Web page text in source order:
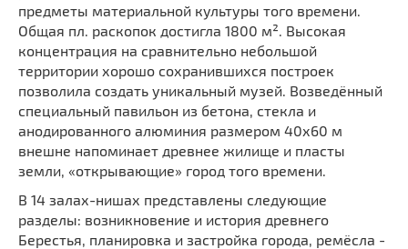
предметы материальной культуры того времени.
Общая пл. раскопок достигла 1800 м². Высокая
концентрация на сравнительно небольшой
территории хорошо сохранившихся построек
позволила создать уникальный музей. Возведённый
специальный павильон из бетона, стекла и
анодированного алюминия размером 40х60 м
внешне напоминает древнее жилище и пласты
земли, «открывающие» город того времени.
В 14 залах-нишах представлены следующие
разделы: возникновение и история древнего
Берестья, планировка и застройка города, ремёсла -